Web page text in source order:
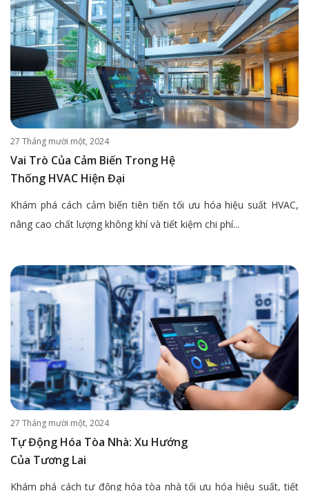
27 Tháng mười một, 2024
Vai Trò Của Cảm Biến Trong Hệ
Thống HVAC Hiện Đại
Khám phá cách cảm biến tiên tiến tối ưu hóa hiệu suất HVAC,
nâng cao chất lượng không khí và tiết kiệm chi phí...
27 Tháng mười một, 2024
Tự Động Hóa Tòa Nhà: Xu Hướng
Của Tương Lai
Khám phá cách tự động hóa tòa nhà tối ưu hóa hiệu suất, tiết